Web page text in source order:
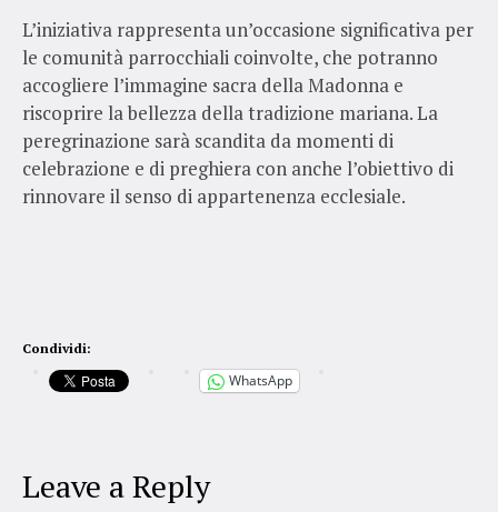
L’iniziativa rappresenta un’occasione significativa per
le comunità parrocchiali coinvolte, che potranno
accogliere l’immagine sacra della Madonna e
riscoprire la bellezza della tradizione mariana. La
peregrinazione sarà scandita da momenti di
celebrazione e di preghiera con anche l’obiettivo di
rinnovare il senso di appartenenza ecclesiale.
Condividi:
WhatsApp
Leave a Reply